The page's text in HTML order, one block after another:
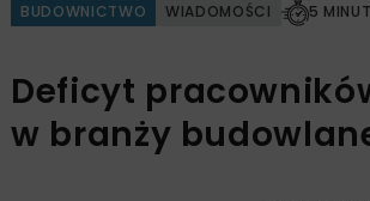
BUDOWNICTWO WIADOMOŚCI 5
Deficyt
w branży